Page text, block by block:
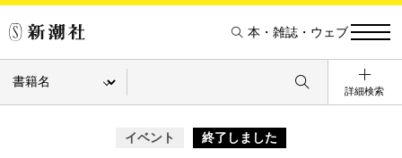
本・雑誌・ウェブ
詳細検索
イベント 終了しました